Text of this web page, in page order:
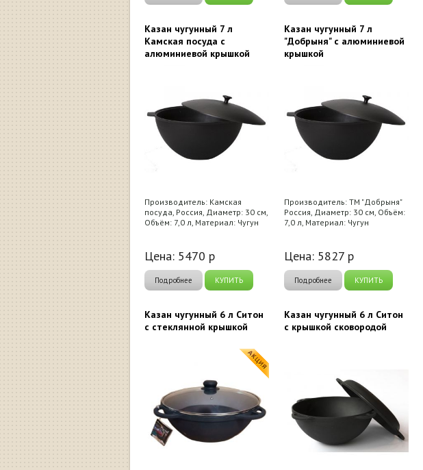
Казан чугунный 7 л
Камская посуда с
алюминиевой крышкой
Производитель: Камская
посуда, Россия, Диаметр: 30 см,
Объём: 7,0 л, Материал: Чугун
Цена: 5470 р
Подробнее КУПИТЬ
Казан чугунный 7 л
"Добрыня" с алюминиевой
крышкой
Производитель: ТМ "Добрыня"
Россия, Диаметр: 30 см, Объём:
7,0 л, Материал: Чугун
Цена: 5827 р
Подробнее КУПИТЬ
Казан чугунный 6 л Ситон
с стеклянной крышкой
Казан чугунный 6 л Ситон
с крышкой сковородой